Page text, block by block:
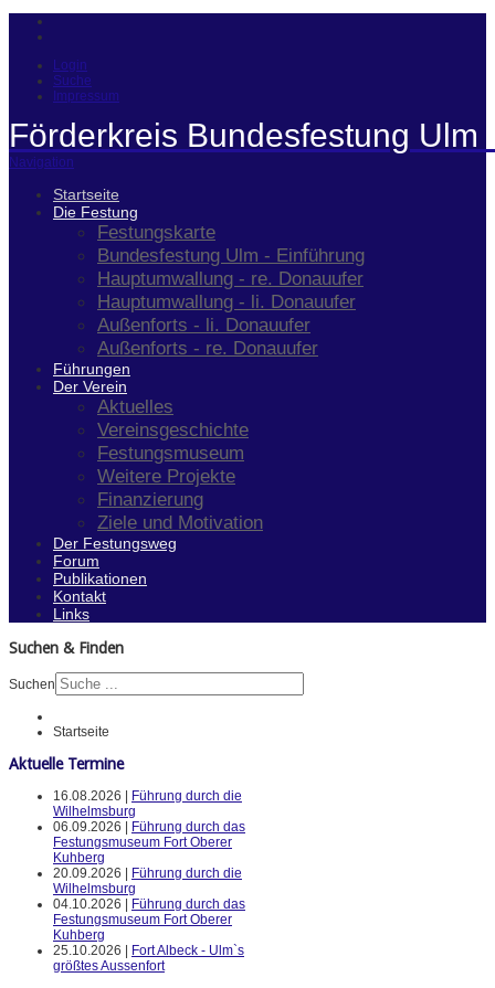
Login
Suche
Impressum
Förderkreis Bundesfestung Ulm
Navigation
Startseite
Die Festung
Festungskarte
Bundesfestung Ulm - Einführung
Hauptumwallung - re. Donauufer
Hauptumwallung - li. Donauufer
Außenforts - li. Donauufer
Außenforts - re. Donauufer
Führungen
Der Verein
Aktuelles
Vereinsgeschichte
Festungsmuseum
Weitere Projekte
Finanzierung
Ziele und Motivation
Der Festungsweg
Forum
Publikationen
Kontakt
Links
Suchen & Finden
Suchen
Startseite
Aktuelle Termine
16.08.2026 |
Führung durch die
Wilhelmsburg
06.09.2026 |
Führung durch das
Festungsmuseum Fort Oberer
Kuhberg
20.09.2026 |
Führung durch die
Wilhelmsburg
04.10.2026 |
Führung durch das
Festungsmuseum Fort Oberer
Kuhberg
25.10.2026 |
Fort Albeck - Ulm`s
größtes Aussenfort